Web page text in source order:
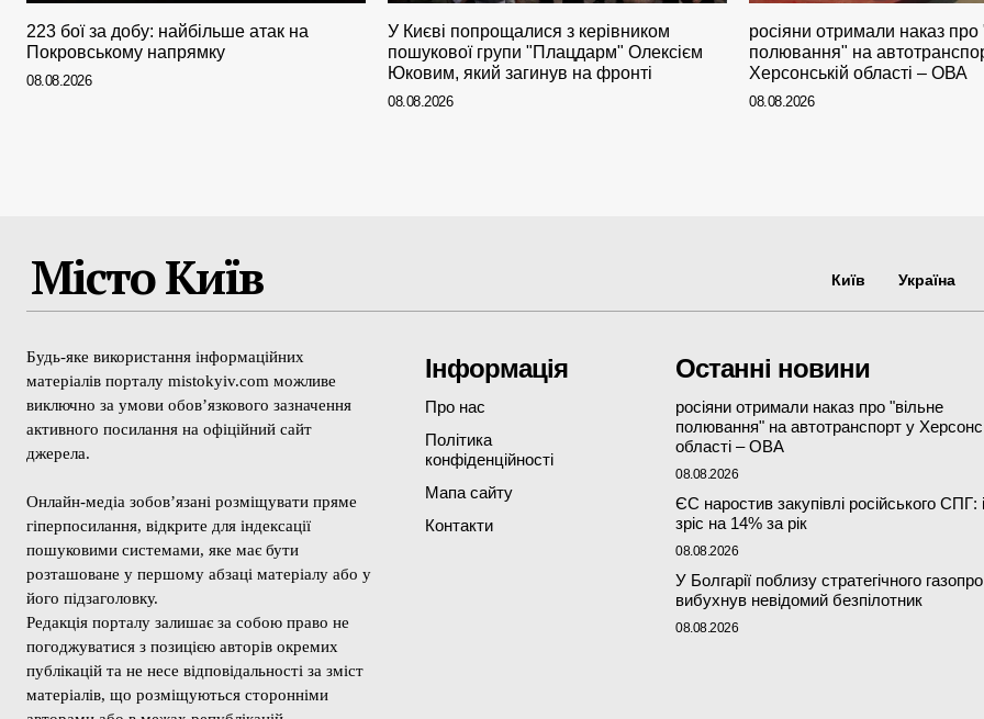
223 бої за добу: найбільше атак на
Покровському напрямку
08.08.2026
У Києві попрощалися з керівником
пошукової групи "Плацдарм" Олексієм
Юковим, який загинув на фронті
08.08.2026
росіяни отримали наказ про
полювання" на
Херсонській області – ОВА
08.08.2026
Місто Київ Київ Україна
Будь-яке використання інформаційних
матеріалів порталу mistokyiv.com можливе
виключно за умови обов’язкового зазначення
активного посилання на офіційний сайт
джерела.
Онлайн-медіа зобов’язані розміщувати пряме
гіперпосилання, відкрите для індексації
пошуковими системами, яке має бути
розташоване у першому абзаці матеріалу або у
його підзаголовку.
Редакція порталу залишає за собою право не
погоджуватися з позицією авторів окремих
публікацій та не несе відповідальності за зміст
матеріалів, що розміщуються сторонніми
Інформація
Про нас
Політика
конфіденційності
Мапа сайту
Контакти
Останні новини
росіяни отримали наказ про "вільне
полювання" на автотранспорт у
області – ОВА
08.08.2026
ЄС наростив закупівлі російського СПГ:
зріс на 14% за рік
08.08.2026
У Болгарії поблизу стратегічного
вибухнув невідомий безпілотник
08.08.2026